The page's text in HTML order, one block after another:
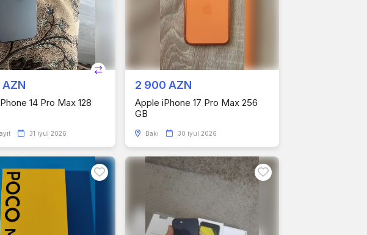
AZN
14 Pro Max 128
31 iyul 2026
2 900 AZN
Apple iPhone 17 Pro Max 256
GB
Bakı 30 iyul 2026